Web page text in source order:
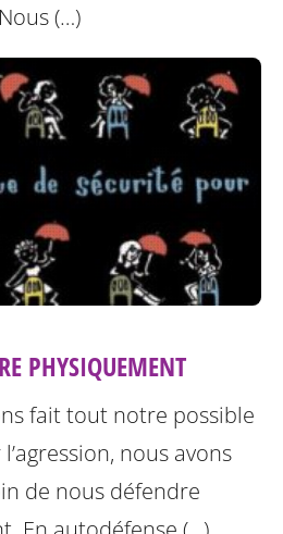
Nous (…)
PHYSIQUEMENT
fait tout notre possible
nous avons
de nous défendre